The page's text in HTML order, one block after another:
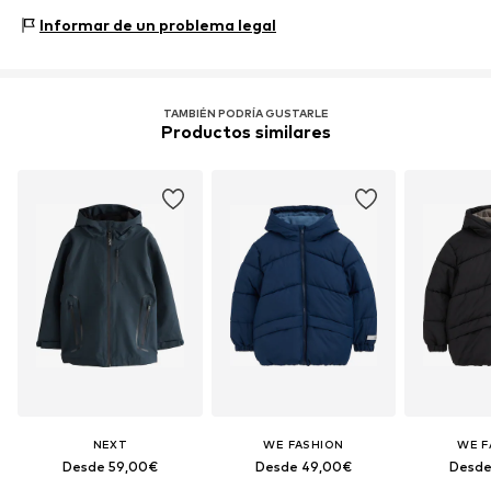
postconsumo). Utilizar materiales reciclados puede
Informar de un problema legal
TAMBIÉN PODRÍA GUSTARLE
Productos similares
NEXT
Desde 59,00€
WE FASHION
Desde 49,00€
WE